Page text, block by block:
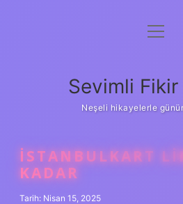
Anasayfa
Yasal Uyarı
menüyü
Sevimli Fikir
Neşeli hikayelerle
İSTANBULKART
KADAR
Tarih: Nisan 15, 2025